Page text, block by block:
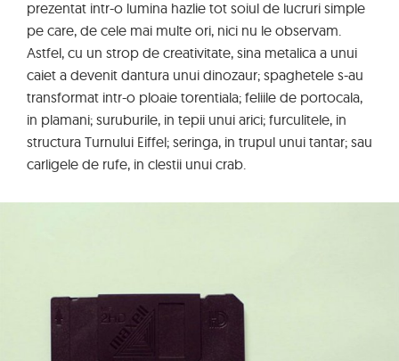
prezentat intr-o lumina hazlie tot soiul de lucruri simple
pe care, de cele mai multe ori, nici nu le observam.
Astfel, cu un strop de creativitate, sina metalica a unui
caiet a devenit dantura unui dinozaur; spaghetele s-au
transformat intr-o ploaie torentiala; feliile de portocala,
in plamani; suruburile, in tepii unui arici; furculitele, in
structura Turnului Eiffel; seringa, in trupul unui tantar; sau
carligele de rufe, in clestii unui crab.